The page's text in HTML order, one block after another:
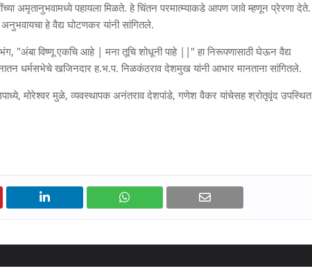
अमृतानुभवामध्ये पहायला मिळते. हे चिंतन परमात्म्याकडे आपण जावे म्हणून प्रेरणा देते.
अनुभवायचा हे वैद्य घोटणकर यांनी सांगितले.
"अंबा विष्णू एकचि आहे | मना तूचि शोधूनी पाहे ||" हा निरूपणासाठी घेऊन वैद्य
धर्मसभेचे खजिनदार ह.भ.प. निळकंठराव देशमुख यांनी आभार मानताना सांगितले.
मोरेश्वर मुळे, व्यवस्थापक अनंतराव देशपांडे, गणेश वैकर यांचेसह श्रोतृवृंद उपस्थित